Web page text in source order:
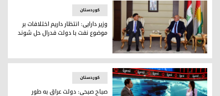
آوات جناب، وزیر دارایی و اقتصاد اقلیم کوردستان و چو کی
کوردستان
وزیر دارایی: انتظار داریم اختلافات بر
موضوع نفت با دولت فدرال حل شوند
کوردستان
صباح صبحی: دولت عراق به طور